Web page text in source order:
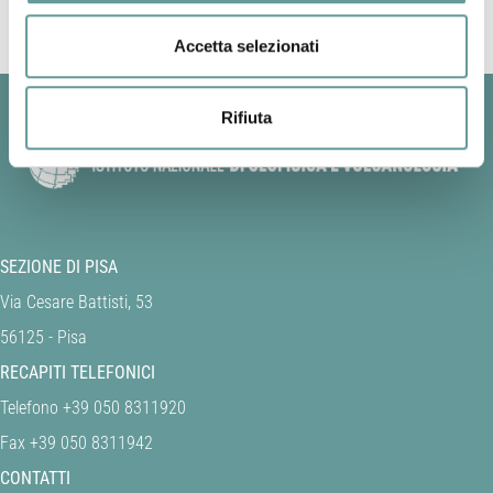
Accetta selezionati
Rifiuta
SEZIONE DI PISA
Via Cesare Battisti, 53
56125 - Pisa
RECAPITI TELEFONICI
Telefono +39 050 8311920
Fax +39 050 8311942
CONTATTI